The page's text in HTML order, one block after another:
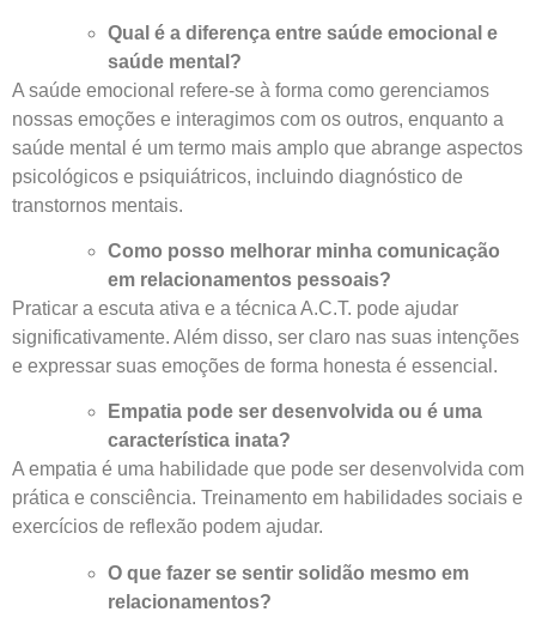
Qual é a diferença entre saúde emocional e
saúde mental?
A saúde emocional refere-se à forma como gerenciamos
nossas emoções e interagimos com os outros, enquanto a
saúde mental é um termo mais amplo que abrange aspectos
psicológicos e psiquiátricos, incluindo diagnóstico de
transtornos mentais.
Como posso melhorar minha comunicação
em relacionamentos pessoais?
Praticar a escuta ativa e a técnica A.C.T. pode ajudar
significativamente. Além disso, ser claro nas suas intenções
e expressar suas emoções de forma honesta é essencial.
Empatia pode ser desenvolvida ou é uma
característica inata?
A empatia é uma habilidade que pode ser desenvolvida com
prática e consciência. Treinamento em habilidades sociais e
exercícios de reflexão podem ajudar.
O que fazer se sentir solidão mesmo em
relacionamentos?